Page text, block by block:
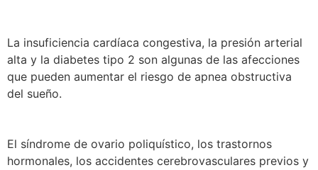
La insuficiencia cardíaca congestiva, la presión arterial
alta y la diabetes tipo 2 son algunas de las afecciones
que pueden aumentar el riesgo de apnea obstructiva
del sueño.
El síndrome de ovario poliquístico, los trastornos
hormonales, los accidentes cerebrovasculares previos y